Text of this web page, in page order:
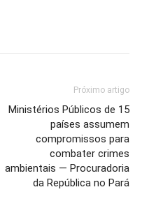
Próximo artigo
Ministérios Públicos de 15
países assumem
compromissos para
combater crimes
ambientais — Procuradoria
da República no Pará